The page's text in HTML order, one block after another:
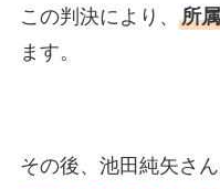
この判決により、 所
ます。
その後、池田純矢さ